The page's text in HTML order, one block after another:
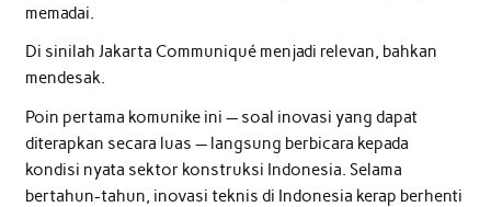
memadai.
Di sinilah Jakarta Communiqué menjadi relevan, bahkan
mendesak.
Poin pertama komunike ini — soal inovasi yang dapat
diterapkan secara luas — langsung berbicara kepada
kondisi nyata sektor konstruksi Indonesia. Selama
bertahun-tahun, inovasi teknis di Indonesia kerap berhenti